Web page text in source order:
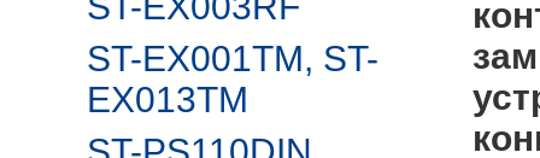
ST-EX001TM, ST-
EX013TM